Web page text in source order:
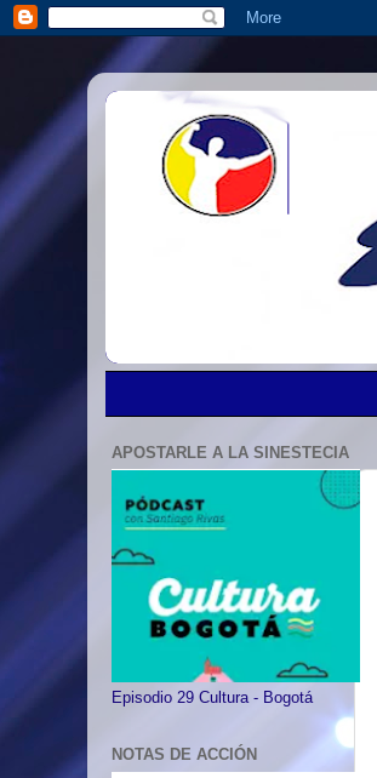
APOSTARLE A LA SINESTECIA
Episodio 29 Cultura - Bogotá
NOTAS DE ACCIÓN